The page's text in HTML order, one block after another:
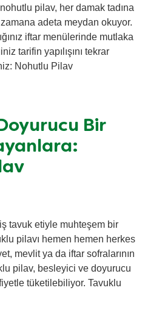
pilav, her damak tadına
adeta meydan okuyor.
iftar menülerinde mutlaka
tarifin yapılışını tekrar
Nohutlu Pilav
Bir
tavuk etiyle muhteşem bir
pilavı hemen hemen herkes
mevlit ya da iftar sofralarının
pilav, besleyici ve doyurucu
tüketilebiliyor. Tavuklu